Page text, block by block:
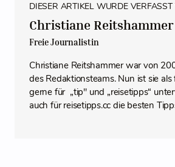
DIESER ARTIKEL WURDE
Christiane Reitshammer
Freie Journalistin
Christiane Reitshammer war von
des Redaktionsteams. Nun ist sie als
gerne für „tip" und „reisetipps“
auch für reisetipps.cc die besten